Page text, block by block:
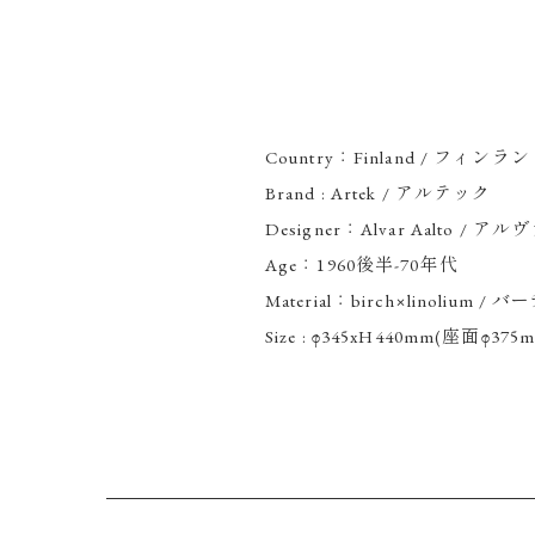
Country：Finland / フィンラン
Brand : Artek / アルテック
Designer：Alvar Aalto / アルヴ
Age：1960後半-70年代
Material：birch×linolium / バー
Size : φ345xH440mm(座面